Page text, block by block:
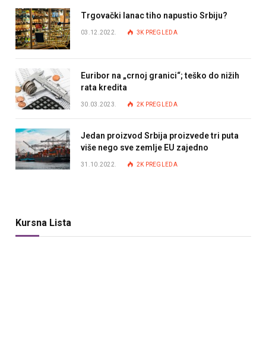
Trgovački lanac tiho napustio Srbiju?
03.12.2022. 3K PREGLEDA
Euribor na „crnoj granici“; teško do nižih
rata kredita
30.03.2023. 2K PREGLEDA
Jedan proizvod Srbija proizvede tri puta
više nego sve zemlje EU zajedno
31.10.2022. 2K PREGLEDA
Kursna Lista